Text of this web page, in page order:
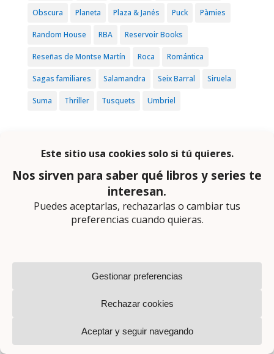
Obscura Planeta Plaza & Janés Puck Pàmies
Random House RBA Reservoir Books
Reseñas de Montse Martín Roca Romántica
Sagas familiares Salamandra Seix Barral Siruela
Suma Thriller Tusquets Umbriel
Suscríbete a nuestro
boletín semanal